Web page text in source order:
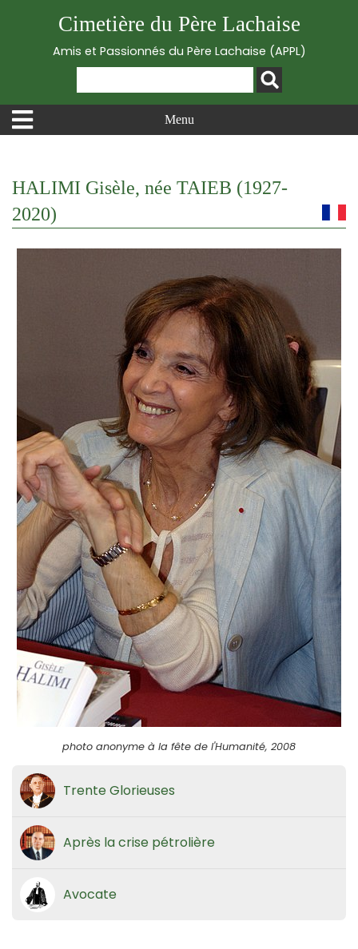
Cimetière du Père Lachaise
Amis et Passionnés du Père Lachaise (APPL)
Menu
HALIMI Gisèle, née TAIEB (1927-
2020)
photo anonyme à la fête de l'Humanité, 2008
Trente Glorieuses
Après la crise pétrolière
Avocate